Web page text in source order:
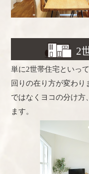
2
単に2世帯住宅といっ
回りの在り方が変わり
ではなくヨコの分け方
ます。